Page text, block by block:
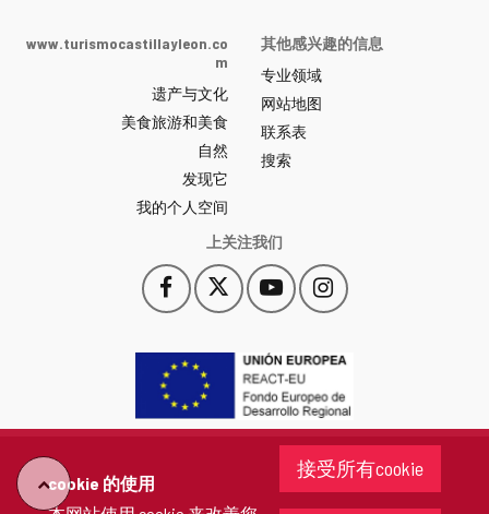
cookie 的使用
接受所有cookie
y
León
网
站
门
户
-
www.turismocastillayleon.co
m
遗产与文化
美食旅游和美食
自然
发现它
我的个人空间
其他感兴趣的信息
专业领域
网站地图
联系表
搜索
上关注我们
Facebook
此
链
会
打
开
一
此
链
一
YouTube
此
链
会
打
开
一
个
窗
Instagram
此
链
会
开
一
个
新
窗
"回